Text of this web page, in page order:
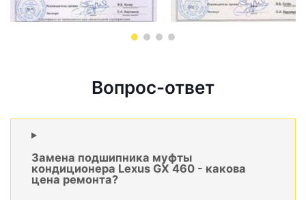
Вопрос-ответ
Замена подшипника муфты
кондиционера Lexus GX 460 - какова
цена ремонта?